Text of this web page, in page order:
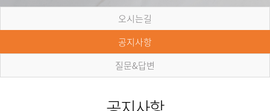
오시는길
공지사항
질문&답변